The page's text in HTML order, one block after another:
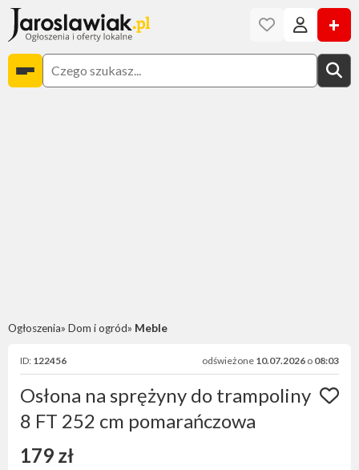
+
Ogłoszenia Dom i ogród Meble
ID: 122456 odświeżone 10.07.2026 o 08:03
Osłona na sprężyny do trampoliny
8 FT 252 cm pomarańczowa
179 zł